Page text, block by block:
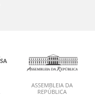
ASSEMBLEIA DA
REPÚBLICA